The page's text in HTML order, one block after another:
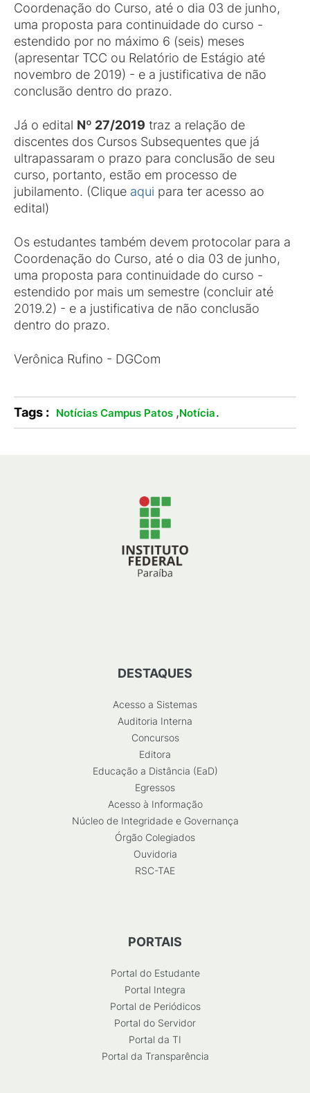
Coordenação do Curso, até o dia 03 de junho,
uma proposta para continuidade do curso -
estendido por no máximo 6 (seis) meses
(apresentar TCC ou Relatório de Estágio até
novembro de 2019) - e a justificativa de não
conclusão dentro do prazo.
Já o edital Nº 27/2019 traz a relação de
discentes dos Cursos Subsequentes que já
ultrapassaram o prazo para conclusão de seu
curso, portanto, estão em processo de
jubilamento. (Clique aqui para ter acesso ao
edital)
Os estudantes também devem protocolar para a
Coordenação do Curso, até o dia 03 de junho,
uma proposta para continuidade do curso -
estendido por mais um semestre (concluir até
2019.2) - e a justificativa de não conclusão
dentro do prazo.
Verônica Rufino - DGCom
Tags : Notícias Campus Patos ,Notícia.
DESTAQUES
Acesso a Sistemas
Auditoria Interna
Concursos
Editora
Educação a Distância (EaD)
Egressos
Acesso à Informação
Núcleo de Integridade e Governança
Órgão Colegiados
Ouvidoria
RSC-TAE
PORTAIS
Portal do Estudante
Portal Integra
Portal de Periódicos
Portal do Servidor
Portal da TI
Portal da Transparência